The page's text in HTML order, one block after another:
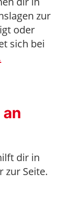
zur
oder
sich bei
an
dir in
zur Seite.